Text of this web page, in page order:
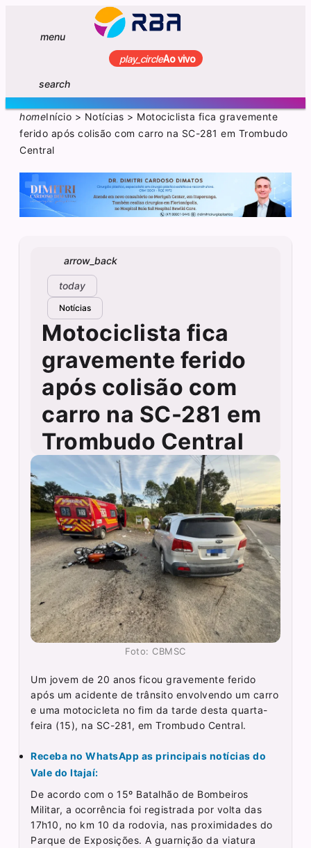
menu
play_circleAo vivo
search
homeInício > Notícias > Motociclista fica gravemente
ferido após colisão com carro na SC-281 em Trombudo
Central
arrow_back
today
Notícias
Motociclista fica
gravemente ferido
após colisão com
carro na SC-281 em
Trombudo Central
Foto: CBMSC
Um jovem de 20 anos ficou gravemente ferido
após um acidente de trânsito envolvendo um carro
e uma motocicleta no fim da tarde desta quarta-
feira (15), na SC-281, em Trombudo Central.
Receba no WhatsApp as principais notícias do
Vale do Itajaí:
De acordo com o 15º Batalhão de Bombeiros
Militar, a ocorrência foi registrada por volta das
17h10, no km 10 da rodovia, nas proximidades do
Parque de Exposições. A guarnição da viatura